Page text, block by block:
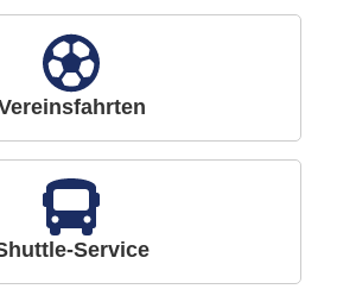
Service